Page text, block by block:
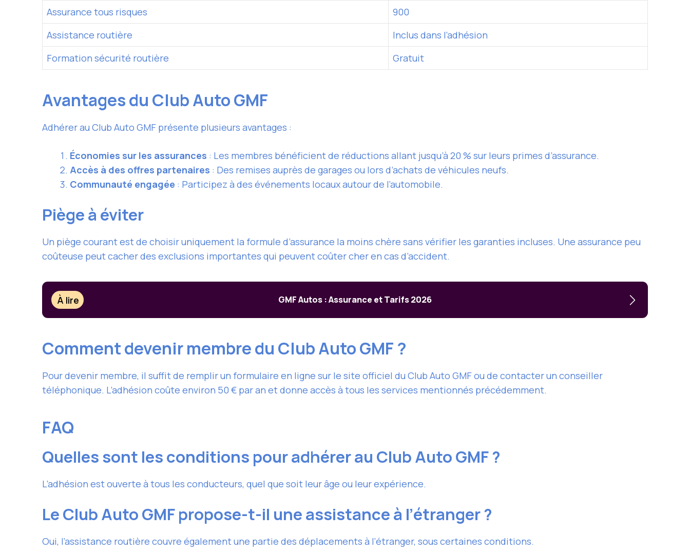
Assurance tous risques
900
Assistance routière
Inclus dans l’adhésion
Formation sécurité routière
Gratuit
Avantages du Club Auto GMF
Adhérer au Club Auto GMF présente plusieurs avantages :
Économies sur les assurances : Les membres bénéficient de réductions allant jusqu’à 20 % sur leurs primes d’assurance.
Accès à des offres partenaires : Des remises auprès de garages ou lors d’achats de véhicules neufs.
Communauté engagée : Participez à des événements locaux autour de l’automobile.
Piège à éviter
Un piège courant est de choisir uniquement la formule d’assurance la moins chère sans vérifier les garanties incluses. Une assurance peu
coûteuse peut cacher des exclusions importantes qui peuvent coûter cher en cas d’accident.
À lire GMF Autos : Assurance et Tarifs 2026
Comment devenir membre du Club Auto GMF ?
Pour devenir membre, il suffit de remplir un formulaire en ligne sur le site officiel du Club Auto GMF ou de contacter un conseiller
téléphonique. L’adhésion coûte environ 50 € par an et donne accès à tous les services mentionnés précédemment.
FAQ
Quelles sont les conditions pour adhérer au Club Auto GMF ?
L’adhésion est ouverte à tous les conducteurs, quel que soit leur âge ou leur expérience.
Le Club Auto GMF propose-t-il une assistance à l’étranger ?
Oui, l’assistance routière couvre également une partie des déplacements à l’étranger, sous certaines conditions.